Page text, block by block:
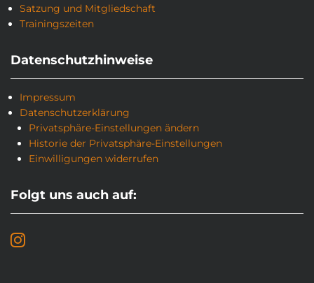
Satzung und Mitgliedschaft
Trainingszeiten
Datenschutzhinweise
Impressum
Datenschutzerklärung
Privatsphäre-Einstellungen ändern
Historie der Privatsphäre-Einstellungen
Einwilligungen widerrufen
Folgt uns auch auf: